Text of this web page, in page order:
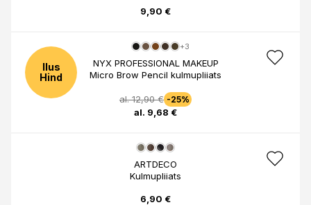
9,90 €
Ilus
Hind
+3
NYX PROFESSIONAL MAKEUP
Micro Brow Pencil kulmupliiats
al. 12,90 € -25%
al. 9,68 €
ARTDECO
Kulmupliiats
6,90 €